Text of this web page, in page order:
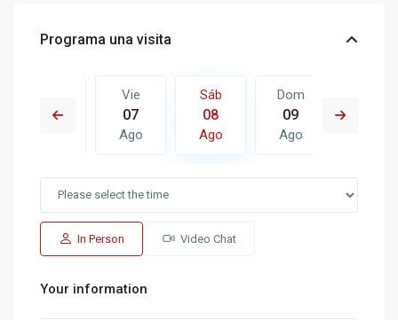
Programa una visita
16
Vie
07
Ago
Sáb
08
Ago
Dom
09
Ago
In Person Video Chat
Your information